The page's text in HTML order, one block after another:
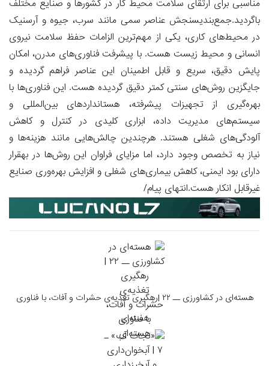
هسته‌ای در کشاورزی ــ ۲۲ |رهگیری تغذیه‌ی حشرات و آفات، با فناوری
هسته‌ای